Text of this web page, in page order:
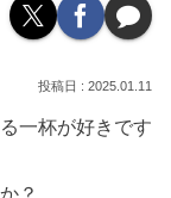
2025.01.11
一杯が好きです
？